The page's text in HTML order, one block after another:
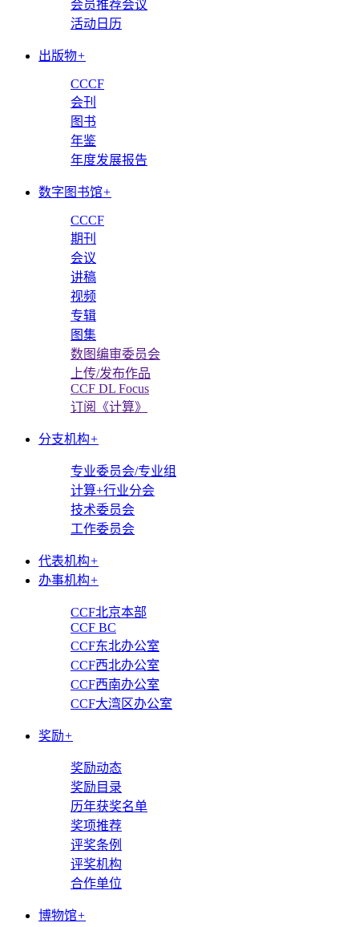
会员推荐会议
活动日历
出版物+
CCCF
会刊
图书
年鉴
年度发展报告
数字图书馆+
CCCF
期刊
会议
讲稿
视频
专辑
图集
数图编审委员会
上传/发布作品
CCF DL Focus
订阅《计算》
分支机构+
专业委员会/专业组
计算+行业分会
技术委员会
工作委员会
代表机构+
办事机构+
CCF北京本部
CCF BC
CCF东北办公室
CCF西北办公室
CCF西南办公室
CCF大湾区办公室
奖励+
奖励动态
奖励目录
历年获奖名单
奖项推荐
评奖条例
评奖机构
合作单位
博物馆+